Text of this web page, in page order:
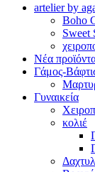
artelier by
Boho
Sweet
Νέα
Γάμος-
Γυναικεία
κολιέ